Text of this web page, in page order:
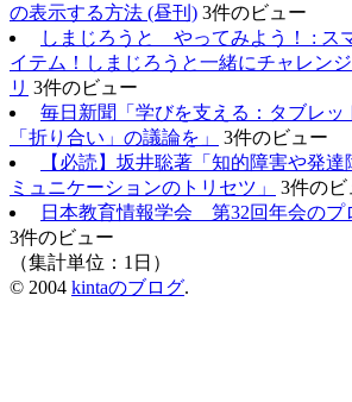
の表示する方法 (昼刊) 3件のビュー
しまじろうと やってみよう！ : ス
イテム！しまじろうと一緒にチャレン
リ 3件のビュー
毎日新聞「学びを支える：タブレ
「折り合い」の議論を」
3件のビュー
【必読】坂井聡著「知的障害や発
ミュニケーションのトリセツ」
3件のビ
日本教育情報学会 第32回年会のプ
3件のビュー
（集計単位：1日）
© 2004 kintaのブログ.